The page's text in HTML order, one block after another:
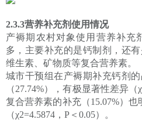
2.3.3营养补充剂使用情况
产褥期农村对象使用营养补充
多，主要补充的是钙制剂，还
维生素、矿物质等复合营养素。
城市干预组在产褥期补充钙剂的
（27.74%），有极显著性差异
复合营养素的补充（15.07%）也
（χ2=4.5874，P＜0.05）。